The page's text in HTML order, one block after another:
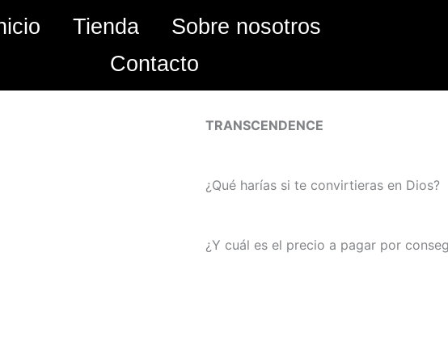
Tienda
Sobre nosotros
Contacto
TRANSCENDENCE
¿Qué harías si te convirtieras en Dios?
¿Y cuál es el precio a pagar por